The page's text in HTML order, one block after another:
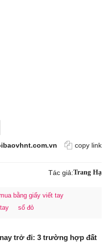
copy link
Tác giả:Trang Hạ
bằng giấy viết tay
sổ đỏ
trở đi: 3 trường hợp đất